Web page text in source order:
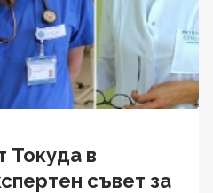
Токуда в
съвет за